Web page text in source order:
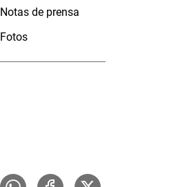
Notas de prensa
Fotos